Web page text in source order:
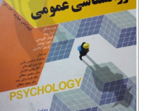
سرگرمی و بازی(7)
سیاسی(116)
رمان و داستان خارجی(489)
حقوقی و قانون(47)
کتاب های مصور رنگی و گلاسه(23)